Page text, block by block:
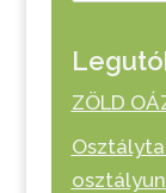
ZÖLD